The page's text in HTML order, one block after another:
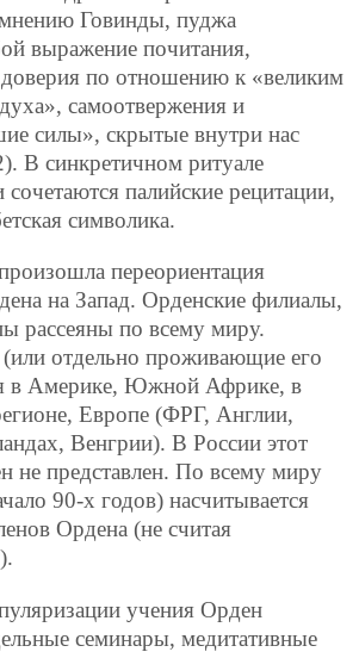
Говинды, пуджа
выражение почитания,
доверия по отношению к «великим
самоотвержения и
силы», скрытые внутри нас
В синкретичном ритуале
палийские рецитации,
символика.
переориентация
на Запад. Орденские филиалы,
рассеяны по всему миру.
(или отдельно проживающие его
в Америке, Южной Африке, в
Европе (ФРГ, Англии,
Венгрии). В России этот
не представлен. По всему миру
90-х годов) насчитывается
Ордена (не считая
учения Орден
семинары, медитативные